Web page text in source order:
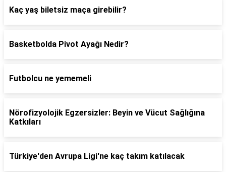
Kaç yaş biletsiz maça girebilir?
Basketbolda Pivot Ayağı Nedir?
Futbolcu ne yememeli
Nörofizyolojik Egzersizler: Beyin ve Vücut Sağlığına
Katkıları
Türkiye'den Avrupa Ligi'ne kaç takım katılacak